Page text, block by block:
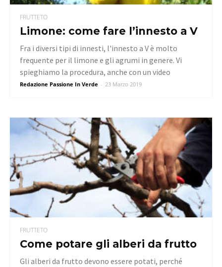
FRUTTETO
Limone: come fare l’innesto a V
Redazione Passione In Verde - 23 Marzo 2019
Fra i diversi tipi di innesti, l'innesto a V è molto
frequente per il limone e gli agrumi in genere. Vi
spieghiamo la procedura, anche con un video
FRUTTETO
Come potare gli alberi da frutto
Gli alberi da frutto devono essere potati, perché